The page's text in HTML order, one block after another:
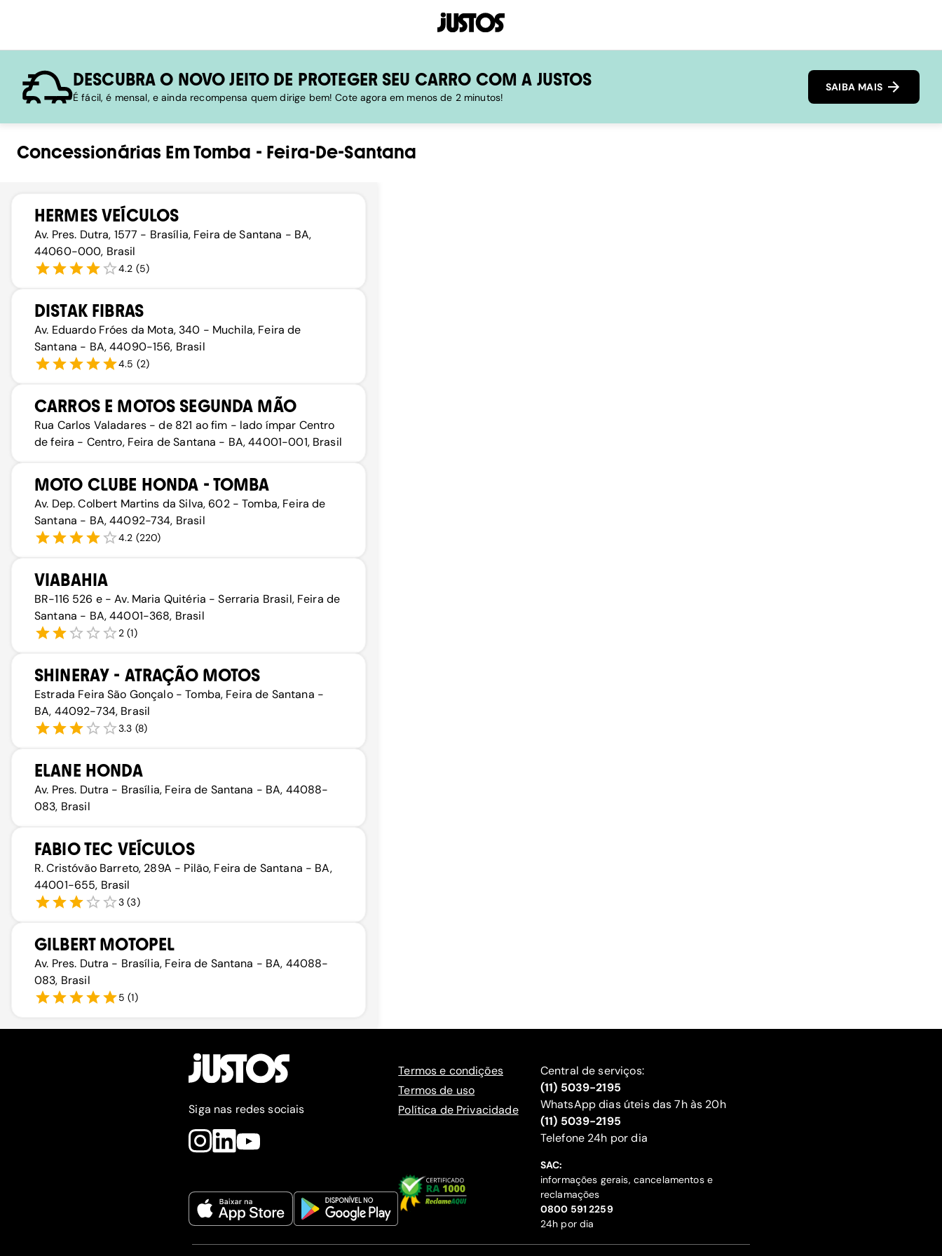
DESCUBRA O NOVO JEITO DE PROTEGER SEU CARRO COM A JUSTOS
É fácil, é mensal, e ainda recompensa quem dirige bem! Cote agora em menos de 2 minutos!
SAIBA MAIS
Concessionárias Em Tomba - Feira-De-Santana
HERMES VEÍCULOS
Av. Pres. Dutra, 1577 - Brasília, Feira de Santana - BA,
44060-000, Brasil
4.2 (5)
DISTAK FIBRAS
Av. Eduardo Fróes da Mota, 340 - Muchila, Feira de
Santana - BA, 44090-156, Brasil
4.5 (2)
CARROS E MOTOS SEGUNDA MÃO
Rua Carlos Valadares - de 821 ao fim - lado ímpar Centro
de feira - Centro, Feira de Santana - BA, 44001-001, Brasil
MOTO CLUBE HONDA - TOMBA
Av. Dep. Colbert Martins da Silva, 602 - Tomba, Feira de
Santana - BA, 44092-734, Brasil
4.2 (220)
VIABAHIA
BR-116 526 e - Av. Maria Quitéria - Serraria Brasil, Feira de
Santana - BA, 44001-368, Brasil
2 (1)
SHINERAY - ATRAÇÃO MOTOS
Estrada Feira São Gonçalo - Tomba, Feira de Santana -
BA, 44092-734, Brasil
3.3 (8)
ELANE HONDA
Av. Pres. Dutra - Brasília, Feira de Santana - BA, 44088-
083, Brasil
FABIO TEC VEÍCULOS
R. Cristóvão Barreto, 289A - Pilão, Feira de Santana - BA,
44001-655, Brasil
3 (3)
GILBERT MOTOPEL
Av. Pres. Dutra - Brasília, Feira de Santana - BA, 44088-
083, Brasil
5 (1)
Siga nas redes sociais
Termos e condições
Termos de uso
Política de Privacidade
Central de serviços:
(11) 5039-2195
WhatsApp dias úteis das 7h às 20h
(11) 5039-2195
‍Telefone 24h por dia
SAC:
informações gerais, cancelamentos e
reclamações
‍0800 591 2259
24h por dia